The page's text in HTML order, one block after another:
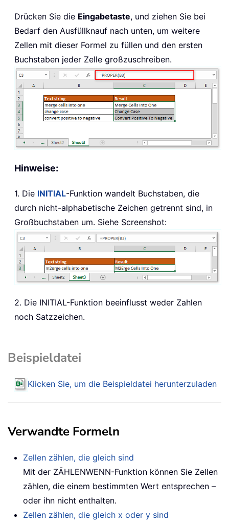
Drücken Sie die Eingabetaste, und ziehen Sie bei
Bedarf den Ausfüllknauf nach unten, um weitere
Zellen mit dieser Formel zu füllen und den ersten
Buchstaben jeder Zelle großzuschreiben.
Hinweise:
1. Die INITIAL-Funktion wandelt Buchstaben, die
durch nicht-alphabetische Zeichen getrennt sind, in
Großbuchstaben um. Siehe Screenshot:
2. Die INITIAL-Funktion beeinflusst weder Zahlen
noch Satzzeichen.
Beispieldatei
Klicken Sie, um die Beispieldatei herunterzuladen
Verwandte Formeln
Zellen zählen, die gleich sind
Mit der ZÄHLENWENN-Funktion können Sie Zellen
zählen, die einem bestimmten Wert entsprechen –
oder ihn nicht enthalten.
Zellen zählen, die gleich x oder y sind